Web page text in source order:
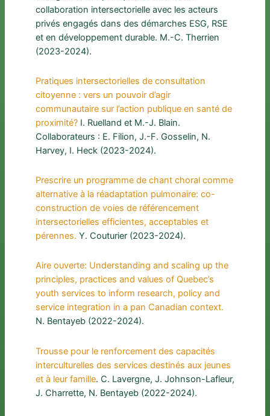
collaboration intersectorielle avec les acteurs
privés engagés dans des démarches ESG, RSE
et en développement durable. M.-C. Therrien
(2023-2024).
Pratiques intersectorielles de consultation
citoyenne : vers un pouvoir d’agir
communautaire sur l’action publique en santé de
proximité?I. Ruelland et M.-J. Blain.
Collaborateurs : E. Filion, J.-F. Gosselin, N.
Harvey, I. Heck (2023-2024).
Prescrire un programme de chant choral comme
alternative à la réadaptation pulmonaire: co-
construction de voies de référencement
intersectorielles efficientes, acceptables et
pérennes. Y. Couturier (2023-2024).
Aire ouverte: Understanding and scaling up the
principles, practices and values of Quebec’s
youth services to inform research, policy and
service integration in a pan Canadian context.
N. Bentayeb (2022-2024).
Trousse pour le renforcement des capacités
interculturelles des services destinés aux jeunes
et à leur famille. C. Lavergne, J. Johnson-Lafleur,
J. Charrette, N. Bentayeb (2022-2024).